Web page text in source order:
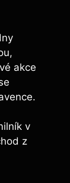
akce
v
z